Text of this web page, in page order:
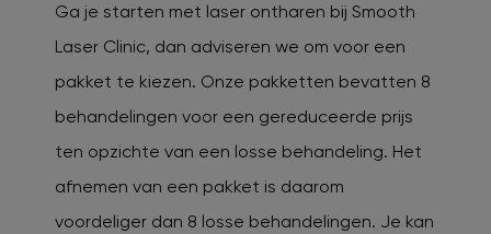
Ga je starten met laser ontharen bij Smooth
Laser Clinic, dan adviseren we om voor een
pakket te kiezen. Onze pakketten bevatten 8
behandelingen voor een gereduceerde prijs
ten opzichte van een losse behandeling. Het
afnemen van een pakket is daarom
voordeliger dan 8 losse behandelingen. Je kan